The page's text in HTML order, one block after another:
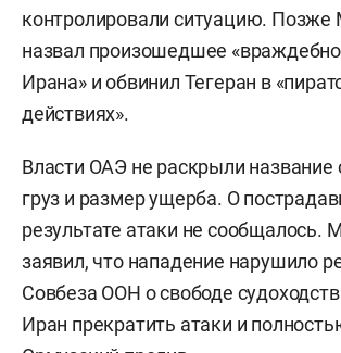
контролировали ситуацию.
назвал произошедшее
Ирана» и обвинил Тегеран в
действиях».
Власти ОАЭ не раскрыли название
груз и размер ущерба. О
результате атаки не сообщалось.
заявил, что нападение нарушило
Совбеза ООН о свободе
Иран прекратить атаки и